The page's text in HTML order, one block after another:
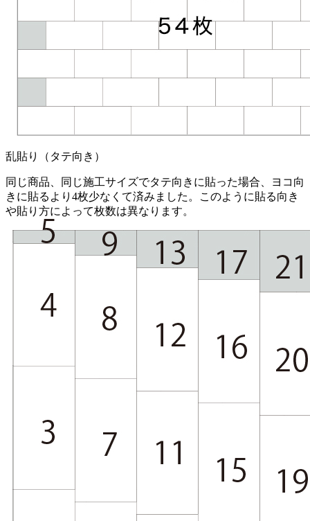
乱貼り（タテ向き）
同じ商品、同じ施工サイズでタテ向きに貼った場合、ヨコ向
きに貼るより4枚少なくて済みました。このように貼る向き
や貼り方によって枚数は異なります。